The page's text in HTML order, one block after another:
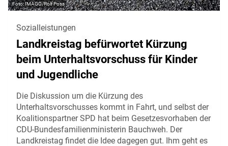
IMAGO/Rolf Poss
Sozialleistungen
Landkreistag befürwortet Kürzung
beim Unterhaltsvorschuss für Kinder
und Jugendliche
Die Diskussion um die Kürzung des
Unterhaltsvorschusses kommt in Fahrt, und selbst der
Koalitionspartner SPD hat beim Gesetzesvorhaben der
CDU-Bundesfamilienministerin Bauchweh. Der
Landkreistag findet die Idee dagegen gut. Ihm geht es